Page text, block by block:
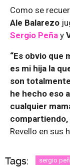
Como se
Ale Balarezo
Sergio Peña y
“Es obvio que
es mi hija la
son
he hecho eso
cualquier
compartiendo,
Revello en sus
Tags: sergio